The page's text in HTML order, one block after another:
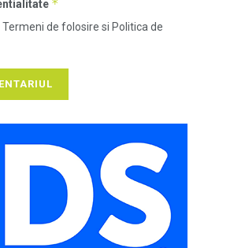
*
de folosire si Politica de